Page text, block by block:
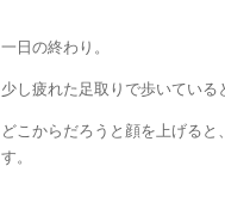
一日の終わり。
少し疲れた足取りで歩いている
どこからだろうと顔を上げる
す。